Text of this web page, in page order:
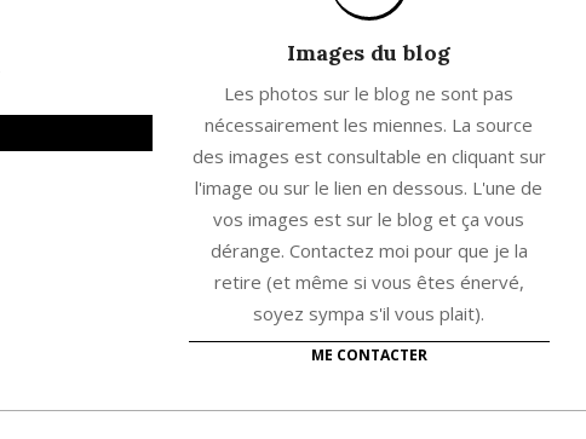
Images du blog
Les photos sur le blog ne sont pas
nécessairement les miennes. La source
des images est consultable en cliquant sur
l'image ou sur le lien en dessous. L'une de
vos images est sur le blog et ça vous
dérange. Contactez moi pour que je la
retire (et même si vous êtes énervé,
soyez sympa s'il vous plait).
ME CONTACTER